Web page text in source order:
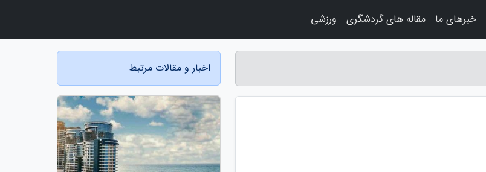
اخبار و مقالات مرتبط
خبرهای ما مقاله های گردشگری ورزشی